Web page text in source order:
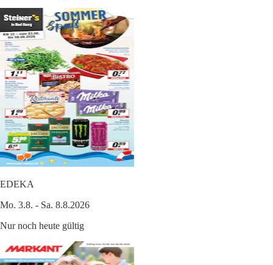
EDEKA
Mo. 3.8. - Sa. 8.8.2026
Nur noch heute gültig